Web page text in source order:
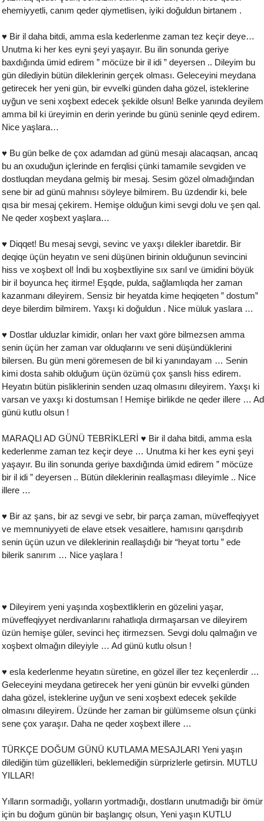
ehemiyyetli, canım qeder qiymetlisen, iyiki doğuldun birtanem .
♥ Bir il daha bitdi, amma esla kederlenme zaman tez keçir deye…
Unutma ki her kes eyni şeyi yaşayır. Bu ilin sonunda geriye
baxdığında ümid edirem ” möcüze bir il idi ” deyersen .. Dileyim bu
gün dilediyin bütün dileklerinin gerçek olması. Geleceyini meydana
getirecek her yeni gün, bir evvelki günden daha gözel, isteklerine
uyğun ve seni xoşbext edecek şekilde olsun! Belke yanında deyilem
amma bil ki üreyimin en derin yerinde bu günü seninle qeyd edirem.
Nice yaşlara…
♥ Bu gün belke de çox adamdan ad günü mesajı alacaqsan, ancaq
bu an oxuduğun içlerinde en ferqlisi çünki tamamile sevgiden ve
dostluqdan meydana gelmiş bir mesaj. Sesim gözel olmadığından
sene bir ad günü mahnısı söyleye bilmirem. Bu üzdendir ki, bele
qısa bir mesaj çekirem. Hemişe olduğun kimi sevgi dolu ve şen qal.
Ne qeder xoşbext yaşlara…
♥ Diqqet! Bu mesaj sevgi, sevinc ve yaxşı dilekler ibaretdir. Bir
deqiqe üçün heyatın ve seni düşünen birinin olduğunun sevincini
hiss ve xoşbext ol! İndi bu xoşbextliyine sıx sarıl ve ümidini böyük
bir il boyunca heç itirme! Eşqde, pulda, sağlamlıqda her zaman
kazanmanı dileyirem. Sensiz bir heyatda kime heqiqeten ” dostum”
deye bilerdim bilmirem. Yaxşı ki doğuldun . Nice müluk yaslara …
♥ Dostlar ulduzlar kimidir, onları her vaxt göre bilmezsen amma
senin üçün her zaman var olduqlarını ve seni düşündüklerini
bilersen. Bu gün meni göremesen de bil ki yanındayam … Senin
kimi dosta sahib olduğum üçün özümü çox şanslı hiss edirem.
Heyatın bütün pisliklerinin senden uzaq olmasını dileyirem. Yaxşı ki
varsan ve yaxşı ki dostumsan ! Hemişe birlikde ne qeder illere … Ad
günü kutlu olsun !
MARAQLI AD GÜNÜ TEBRİKLERİ ♥ Bir il daha bitdi, amma esla
kederlenme zaman tez keçir deye … Unutma ki her kes eyni şeyi
yaşayır. Bu ilin sonunda geriye baxdığında ümid edirem ” möcüze
bir il idi ” deyersen .. Bütün dileklerinin reallaşması dileyimle .. Nice
illere …
♥ Bir az şans, bir az sevgi ve sebr, bir parça zaman, müveffeqiyyet
ve memnuniyyeti de elave etsek vesaitlere, hamısını qarışdırıb
senin üçün uzun ve dileklerinin reallaşdığı bir “heyat tortu ” ede
bilerik sanırım … Nice yaşlara !
♥ Dileyirem yeni yaşında xoşbextliklerin en gözelini yaşar,
müveffeqiyyet nerdivanlarını rahatlıqla dırmaşarsan ve dileyirem
üzün hemişe güler, sevinci heç itirmezsen. Sevgi dolu qalmağın ve
xoşbext olmağın dileyiyle … Ad günü kutlu olsun !
♥ esla kederlenme heyatın süretine, en gözel iller tez keçenlerdir …
Geleceyini meydana getirecek her yeni günün bir evvelki günden
daha gözel, isteklerine uyğun ve seni xoşbext edecek şekilde
olmasını dileyirem. Üzünde her zaman bir gülümseme olsun çünki
sene çox yaraşır. Daha ne qeder xoşbext illere …
TÜRKÇE DOĞUM GÜNÜ KUTLAMA MESAJLARI Yeni yaşın
dilediğin tüm güzellikleri, beklemediğin sürprizlerle getirsin. MUTLU
YILLAR!
Yılların sormadığı, yolların yortmadığı, dostların unutmadığı bir ömür
için bu doğum günün bir başlangıç olsun, Yeni yaşın KUTLU